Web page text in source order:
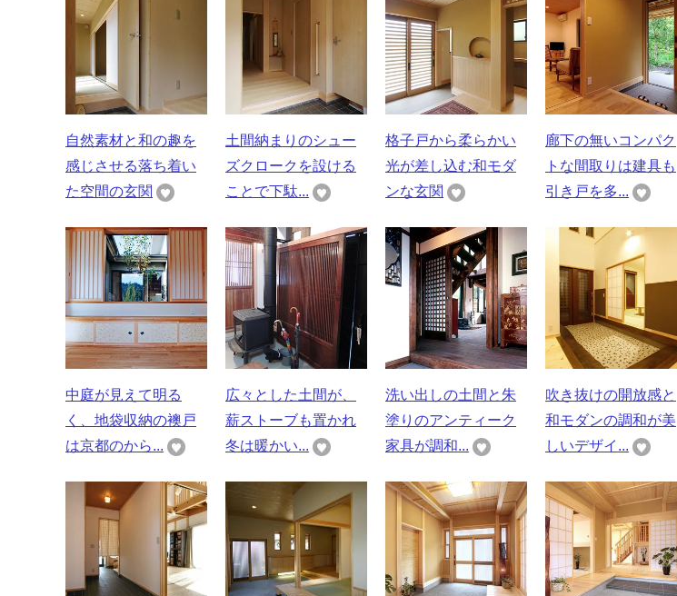
自然素材と和の趣を
感じさせる落ち着い
た空間の玄関
土間納まりのシュー
ズクロークを設ける
ことで下駄...
格子戸から柔らかい
光が差し込む和モダ
ンな玄関
廊下の無いコンパク
トな間取りは建具も
引き戸を多...
中庭が見えて明る
く、地袋収納の襖戸
は京都のから...
広々とした土間が、
薪ストーブも置かれ
冬は暖かい...
洗い出しの土間と朱
塗りのアンティーク
家具が調和...
吹き抜けの開放感と
和モダンの調和が美
しいデザイ...